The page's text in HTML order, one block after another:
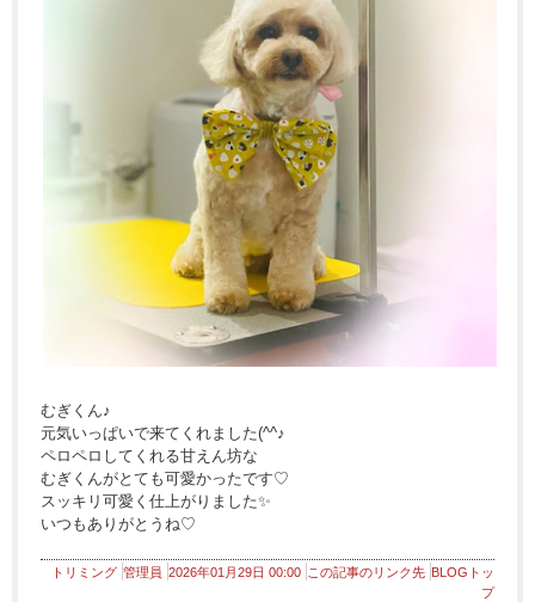
むぎくん♪
元気いっぱいで来てくれました(^^♪
ペロペロしてくれる甘えん坊な
むぎくんがとても可愛かったです♡
スッキリ可愛く仕上がりました✨
いつもありがとうね♡
トリミング 管理員 2026年01月29日 00:00 この記事のリンク先 BLOGトッ
プ